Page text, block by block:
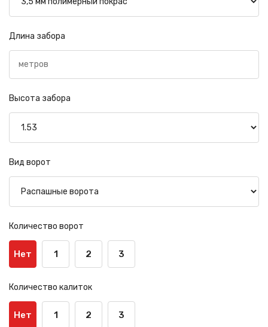
Длина забора
Высота забора
Вид ворот
Количество ворот
Нет 1 2 3
Количество калиток
Нет 1 2 3